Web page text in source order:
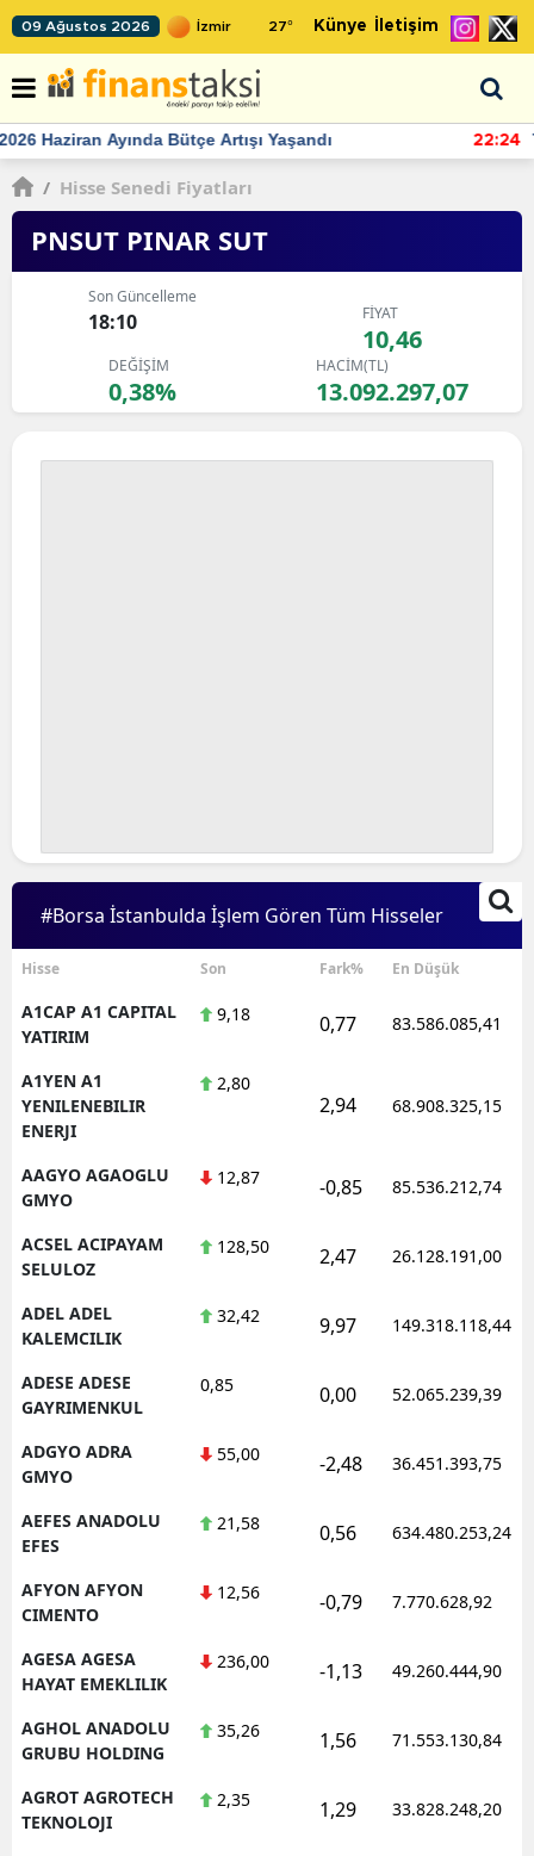
09 Ağustos 2026 27° Künye İletişim
22:24 TCMB'nin rezervlerinde artan momentum devam ediyor
/ Hisse Senedi Fiyatları
PNSUT PINAR SUT
Son Güncelleme
18:10 FİYAT
10,46
DEĞİŞİM
0,38%
HACİM(TL)
13.092.297,07
#Borsa İstanbulda İşlem Gören Tüm Hisseler
Hisse Son Fark% En Düşük
A1CAP A1 CAPITAL
YATIRIM
9,18 0,77 83.586.085,41
A1YEN A1
YENILENEBILIR
ENERJI
2,80
2,94 68.908.325,15
AAGYO AGAOGLU
GMYO
12,87 -0,85 85.536.212,74
ACSEL ACIPAYAM
SELULOZ
128,50 2,47 26.128.191,00
ADEL ADEL
KALEMCILIK
32,42 9,97 149.318.118,44
ADESE ADESE
GAYRIMENKUL
0,85 0,00 52.065.239,39
ADGYO ADRA
GMYO
55,00 -2,48 36.451.393,75
AEFES ANADOLU
EFES
21,58 0,56 634.480.253,24
AFYON AFYON
CIMENTO
12,56 -0,79 7.770.628,92
AGESA AGESA
HAYAT EMEKLILIK
236,00 -1,13 49.260.444,90
AGHOL ANADOLU
GRUBU HOLDING
35,26 1,56 71.553.130,84
AGROT AGROTECH
TEKNOLOJI
2,35 1,29 33.828.248,20